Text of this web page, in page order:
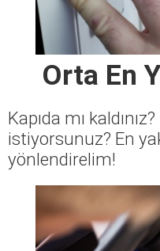
Orta En
Kapıda mı
istiyorsunuz? En
yönlendirelim!